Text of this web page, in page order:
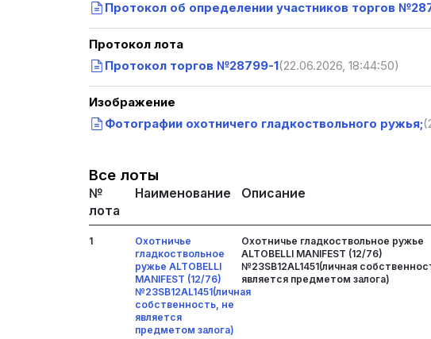
Протокол об определении участников торгов
Протокол лота
Протокол торгов №28799-1(22.06.2026, 18:44:50)
Изображение
Фотографии охотничего гладкоствольного ружья;
Все лоты
№
лота
Наименование Описание
1
Охотничье
гладкоствольное
ружье ALTOBELLI
MANIFEST (12/76)
№23SB12AL1451(личная
собственность, не
является
предметом залога)
Охотничье гладкоствольное ружье
ALTOBELLI MANIFEST (12/76)
№23SB12AL1451(личная
является предметом залога)